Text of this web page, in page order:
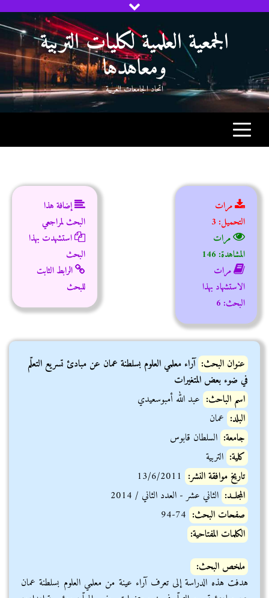
الجمعية العلمية لكليات التربية
ومعاهدها
اتحاد الجامعات العربية
مرات
التحميل: 3
مرات
المشاهدة: 146
مرات
الاستشهاد بهذا
البحث: 6
إضافة هذا
البحث لمراجعي
استشهدت بهذا
البحث
الرابط الثابت
للبحث
عنوان البحث:آراء معلمي العلوم بسلطنة عمان عن مبادئ تسريع التعلّم
في ضوء بعض المتغيرات
اسم الباحث: عبد الله أمبوسعيدي
البلد: عمان
جامعة:السلطان قابوس
كلية:التربية
تاريخ موافقة النشر:
المجلــد:الثاني عشر - العدد الثاني / 2014
صفحات البحث:
الكلمات المفتاحية:
ملخص البحث:
هدفت هذه الدراسة إلى تعرف آراء عينة من معلمي العلوم بسلطنة عمان